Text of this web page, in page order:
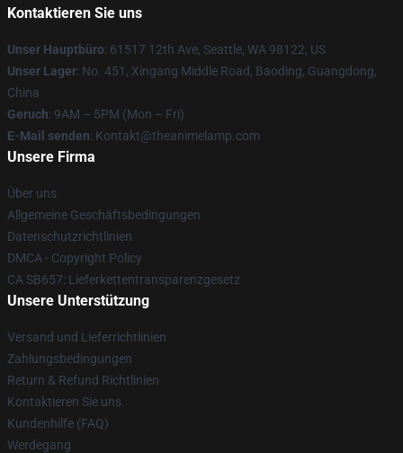
Kontaktieren Sie uns
Unser Hauptbüro: 61517 12th Ave, Seattle, WA 98122, US
Unser Lager: No. 451, Xingang Middle Road, Baoding, Guangdong,
China
Geruch: 9AM – 5PM (Mon – Fri)
E-Mail senden: Kontakt@theanimelamp.com
Unsere Firma
Über uns
Allgemeine Geschäftsbedingungen
Datenschutzrichtlinien
DMCA - Copyright Policy
CA SB657: Lieferkettentransparenzgesetz
Unsere Unterstützung
Versand und Lieferrichtlinien
Zahlungsbedingungen
Return & Refund Richtlinien
Kontaktieren Sie uns
Kundenhilfe (FAQ)
Werdegang